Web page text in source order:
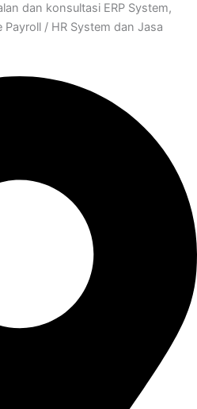
dan konsultasi ERP System,
/ HR System dan Jasa